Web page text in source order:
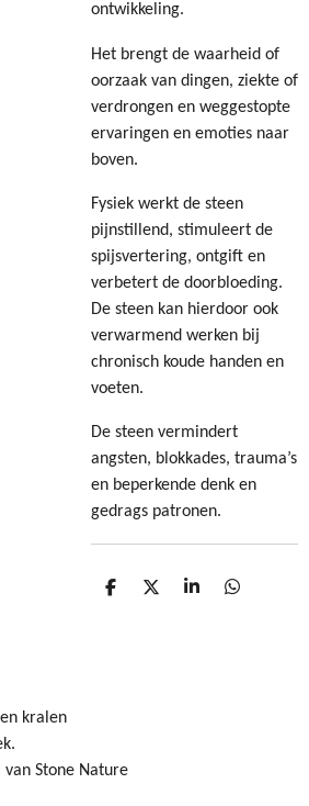
ontwikkeling.
Het brengt de waarheid of
oorzaak van dingen, ziekte of
verdrongen en weggestopte
ervaringen en emoties naar
boven.
Fysiek werkt de steen
pijnstillend, stimuleert de
spijsvertering, ontgift en
verbetert de doorbloeding.
De steen kan hierdoor ook
verwarmend werken bij
chronisch koude handen en
voeten.
De steen vermindert
angsten, blokkades, trauma’s
en beperkende denk en
gedrags patronen.
D
D
S
D
kralen
van Stone Nature